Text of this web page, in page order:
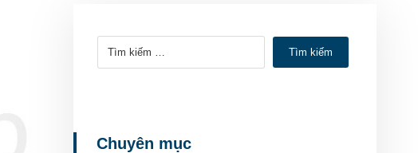
Tìm kiếm
Chuyên mục